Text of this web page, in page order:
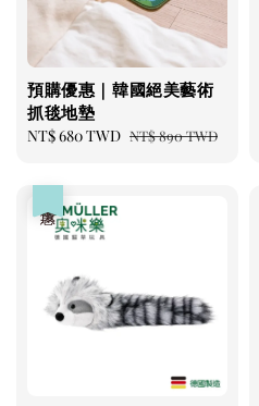
預購優惠｜韓國絕美藝術
抓毯地墊
Sale
NT$ 680 TWD Regular
NT$ 890 TWD